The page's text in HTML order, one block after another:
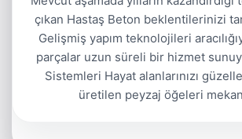
çıkan Hastaş Beton beklentilerinizi
Gelişmiş yapım teknolojileri
parçalar uzun süreli bir hizmet
Sistemleri Hayat alanlarınızı
üretilen peyzaj öğeleri